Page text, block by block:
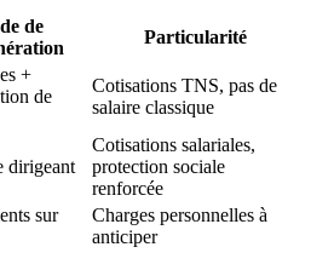
de
Particularité
+
de
Cotisations TNS, pas de
salaire classique
dirigeant
Cotisations salariales,
protection sociale
renforcée
sur
Charges personnelles à
anticiper